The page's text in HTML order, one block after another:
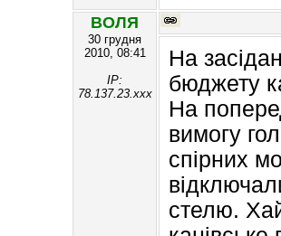
ВОЛЯ
30 грудня
2010, 08:41
IP:
78.137.23.xxx
На
бюджету
На
вимогу
спірних
стелю.